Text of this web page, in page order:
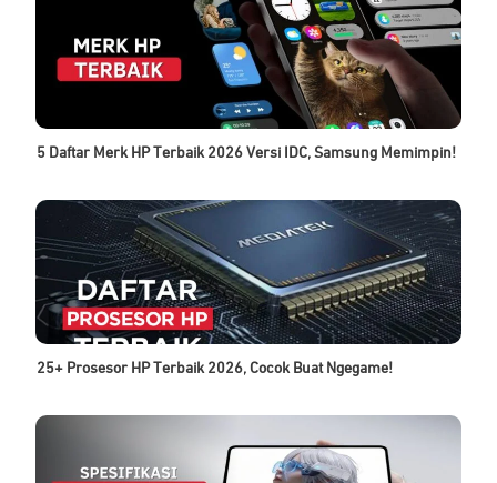
5 Daftar Merk HP Terbaik 2026 Versi IDC, Samsung Memimpin!
25+ Prosesor HP Terbaik 2026, Cocok Buat Ngegame!